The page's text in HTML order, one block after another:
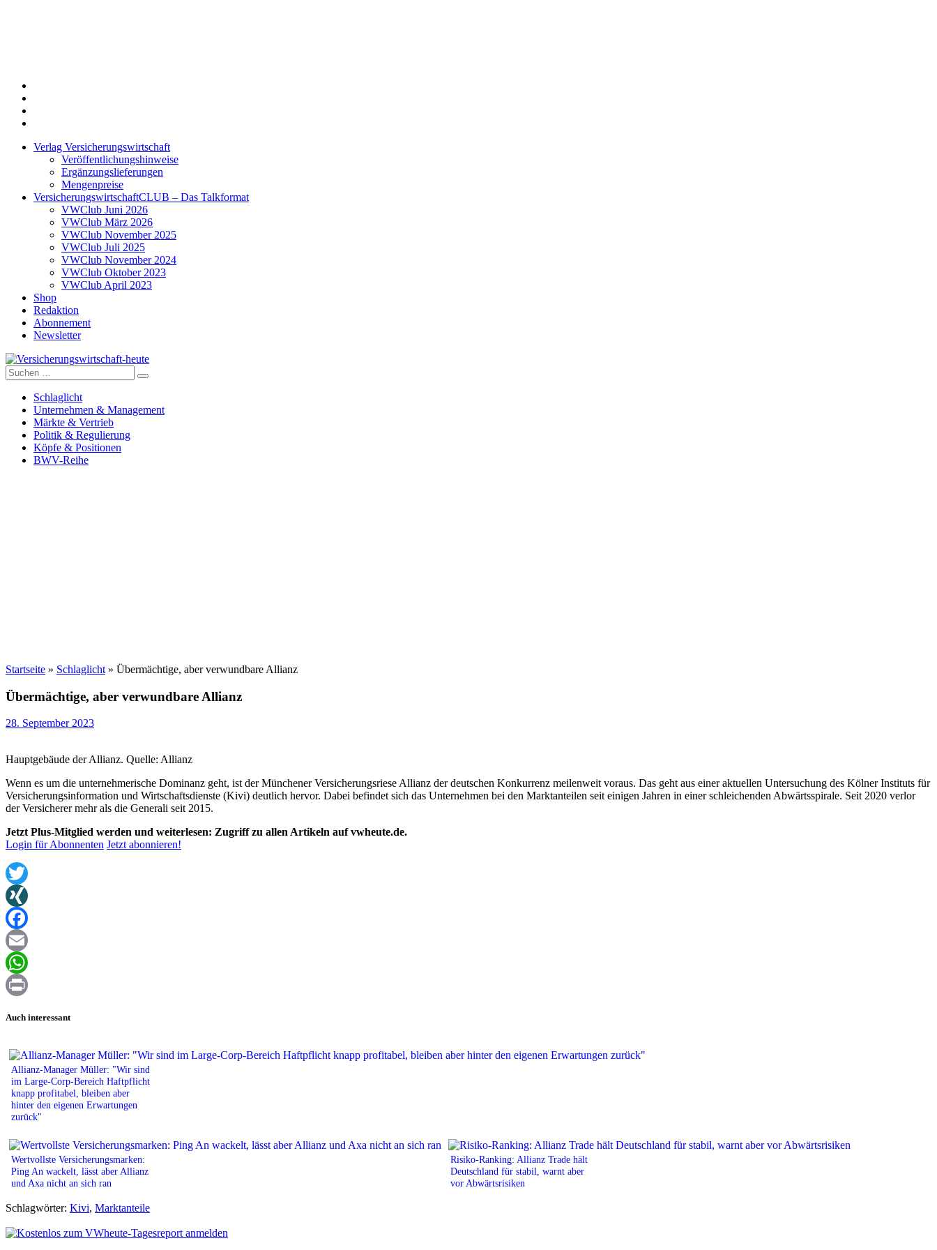
Verlag Versicherungswirtschaft
Veröffentlichungshinweise
Ergänzungslieferungen
Mengenpreise
VersicherungswirtschaftCLUB – Das Talkformat
VWClub Juni 2026
VWClub März 2026
VWClub November 2025
VWClub Juli 2025
VWClub November 2024
VWClub Oktober 2023
VWClub April 2023
Shop
Redaktion
Abonnement
Newsletter
Versicherungswirtschaft-heute
Suche
nach:
Schlaglicht
Unternehmen & Management
Märkte & Vertrieb
Politik & Regulierung
Köpfe & Positionen
BWV-Reihe
Startseite » Schlaglicht » Übermächtige, aber verwundbare Allianz
Übermächtige, aber verwundbare Allianz
28. September 2023
Hauptgebäude der Allianz. Quelle: Allianz
Wenn es um die unternehmerische Dominanz geht, ist der Münchener Versicherungsriese Allianz der deutschen Konkurrenz meilenweit voraus. Das geht aus einer aktuellen Untersuchung des Kölner Instituts für
Versicherungsinformation und Wirtschaftsdienste (Kivi) deutlich hervor. Dabei befindet sich das Unternehmen bei den Marktanteilen seit einigen Jahren in einer schleichenden Abwärtsspirale. Seit 2020 verlor
der Versicherer mehr als die Generali seit 2015.
Jetzt Plus-Mitglied werden und weiterlesen: Zugriff zu allen Artikeln auf vwheute.de.
Login für Abonnenten Jetzt abonnieren!
Twitter
XING
Facebook
Email
WhatsApp
Auch interessant
Allianz-Manager Müller: "Wir sind
im Large-Corp-Bereich Haftpflicht
knapp profitabel, bleiben aber
hinter den eigenen Erwartungen
zurück"
Wertvollste Versicherungsmarken:
Ping An wackelt, lässt aber Allianz
und Axa nicht an sich ran
Risiko-Ranking: Allianz Trade hält
Deutschland für stabil, warnt aber
vor Abwärtsrisiken
Schlagwörter: Kivi, Marktanteile